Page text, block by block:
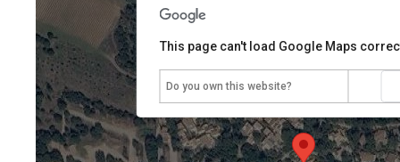
This page can't load Google Maps
Do you own this website?